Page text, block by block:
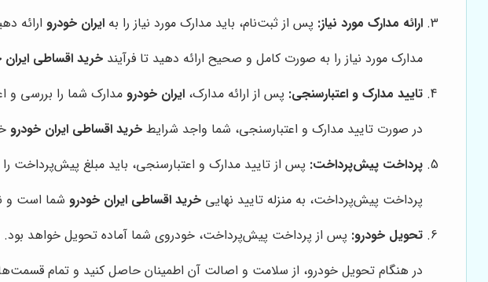
ارائه مدارک مورد نیاز: پس از ثبت‌نام، باید مدارک مورد نیاز را به ایران خودروارائه
مدارک مورد نیاز را به صورت کامل و صحیح ارائه دهید تا فرآیند خرید اقساطی ایران
تایید مدارک و اعتبارسنجی: پس از ارائه مدارک، ایران خودرومدارک شما را بررسی و
در صورت تایید مدارک و اعتبارسنجی، شما واجد شرایط خرید اقساطی ایران خودرو
پرداخت پیش‌پرداخت: پس از تایید مدارک و اعتبارسنجی، باید مبلغ پیش‌پرداخت
پرداخت پیش‌پرداخت، به منزله تایید نهایی خرید اقساطی ایران خودروشما است و
تحویل خودرو: پس از پرداخت پیش‌پرداخت، خودروی شما آماده تحویل خواهد
در هنگام تحویل خودرو، از سلامت و اصالت آن اطمینان حاصل کنید و تمام